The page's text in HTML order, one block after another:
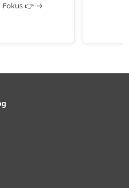
Fokus 👉 →